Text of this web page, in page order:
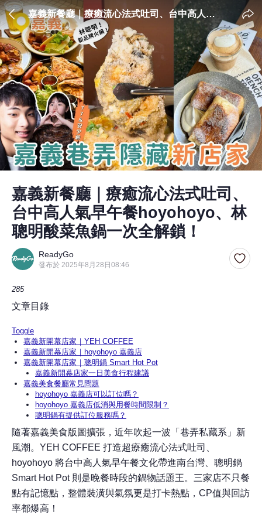
嘉義新餐廳｜療癒流心法式吐司、台中高人氣
早午餐hoyohoyo、林聰明酸菜魚鍋一次全解
鎖！
嘉義新餐廳｜療癒流心法式吐司、
台中高人氣早午餐hoyohoyo、林
聰明酸菜魚鍋一次全解鎖！
ReadyGo
發布於 2025年8月28日08:46
285
文章目錄
Toggle
嘉義新開幕店家｜YEH COFFEE
嘉義新開幕店家｜hoyohoyo 嘉義店
嘉義新開幕店家｜聰明鍋 Smart Hot Pot
嘉義新開幕店家一日美食行程建議
嘉義美食餐廳常見問題
hoyohoyo 嘉義店可以訂位嗎？
hoyohoyo 嘉義店低消與用餐時間限制？
聰明鍋有提供訂位服務嗎？
隨著嘉義美食版圖擴張，近年吹起一波「巷弄私藏系」新
風潮。YEH COFFEE 打造超療癒流心法式吐司、
hoyohoyo 將台中高人氣早午餐文化帶進南台灣、聰明鍋
Smart Hot Pot 則是晚餐時段的鍋物話題王。三家店不只餐
點有記憶點，整體裝潢與氣氛更是打卡熱點，CP值與回訪
率都爆高！